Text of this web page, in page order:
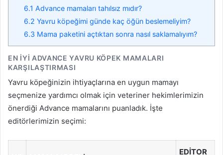
6.1 Advance mamaları tahılsız mıdır?
6.2 Yavru köpeğimi günde kaç öğün beslemeliyim?
6.3 Mama paketini açtıktan sonra nasıl saklamalıyım?
EN İYI ADVANCE YAVRU KÖPEK MAMALARI
KARŞILAŞTIRMASI
Yavru köpeğinizin ihtiyaçlarına en uygun mamayı
seçmenize yardımcı olmak için veteriner hekimlerimizin
önerdiği Advance mamalarını puanladık. İşte
editörlerimizin seçimi:
EDITOR